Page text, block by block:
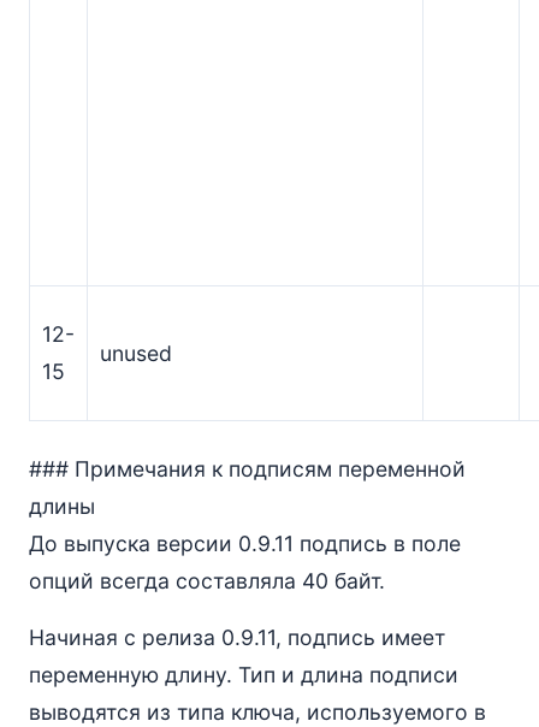
12-
15
unused
### Примечания к подписям переменной
длины
До выпуска версии 0.9.11 подпись в поле
опций всегда составляла 40 байт.
Начиная с релиза 0.9.11, подпись имеет
переменную длину. Тип и длина подписи
выводятся из типа ключа, используемого в